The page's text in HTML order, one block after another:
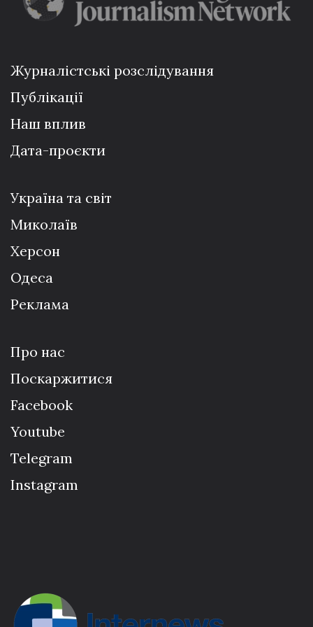
Журналістські розслідування
Публікації
Наш вплив
Дата-проєкти
Україна та світ
Миколаїв
Херсон
Одеса
Реклама
Про нас
Поскаржитися
Facebook
Youtube
Telegram
Instagram